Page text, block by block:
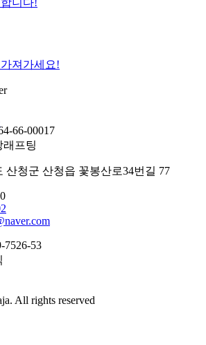
니다!
져가세요!
66-00017
래프팅
산청군 산청읍 꽃봉산로34번길 77
7526-53
All rights reserved